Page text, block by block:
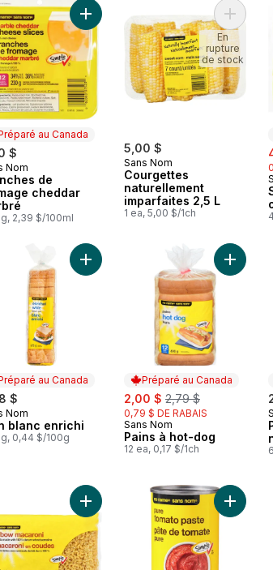
bruns naturellement imparfaits au panier
au Canada
$
au Canada
Nom
de
cheddar
2,39 $/100ml
Ajouter Tranches de fromage
5,00 $
Sans Nom
Courgettes
naturellement
imparfaites 2,5 L
1 ea, 5,00 $/1ch
Ajouter
En
rupture
de stock
tout usage au panier
au Canada
$
au Canada
Nom
blanc enrichi
0,44 $/100g
Ajouter Pain blanc enrichi au panier
Préparé au Canada
sale:
2,00 $ , formerly:
2,79 $
0,79 $ DE RABAIS
Préparé au Canada
Sans Nom
Pains à hot-dog
12 ea, 0,17 $/1ch
Ajouter
en dés au panierAjouter Macaroni en coudes auAjouter